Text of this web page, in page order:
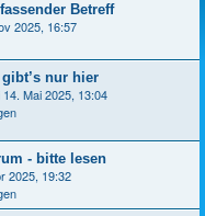
Betreff
2025, 16:57
nur hier
14. Mai 2025, 13:04
- bitte lesen
2025, 19:32